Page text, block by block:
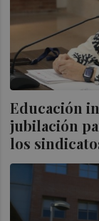
Educación
jubilación
los